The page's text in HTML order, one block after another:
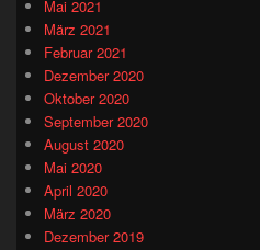
Mai 2021
März 2021
Februar 2021
Dezember 2020
Oktober 2020
September 2020
August 2020
Mai 2020
April 2020
März 2020
Dezember 2019